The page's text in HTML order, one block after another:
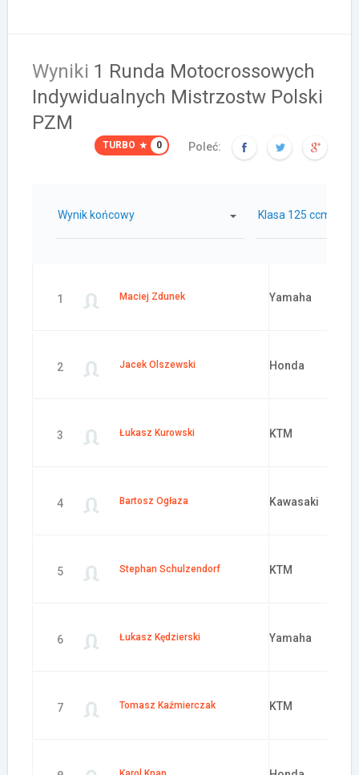
Wyniki 1 Runda Motocrossowych
Indywidualnych Mistrzostw Polski
PZM
TURBO 0 Poleć:
Wynik końcowy Klasa 125 ccm
1 Maciej Zdunek Yamaha
2 Jacek Olszewski Honda
3 Łukasz Kurowski KTM
4 Bartosz Ogłaza Kawasaki
5 Stephan Schulzendorf KTM
6 Łukasz Kędzierski Yamaha
7 Tomasz Kaźmierczak KTM